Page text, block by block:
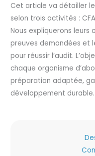
Cet article va détailler
selon trois activités :
Nous expliquerons leurs
preuves demandées et
pour réussir l’audit.
chaque organisme
préparation adaptée,
développement durable.